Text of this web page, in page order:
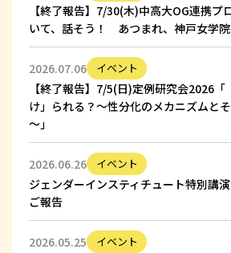
【終了報告】7/30(木)中高大OG連携
いて、話そう！ あつまれ、神戸女学
2026.07.06 イベント
【終了報告】7/5(日)定例研究会2026「
け」られる？～性分化のメカニズムと
～」
2026.06.26 イベント
ジェンダーインスティチュート特別講
ご報告
2026.05.25 イベント